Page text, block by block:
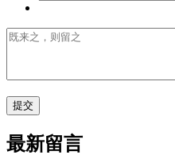
最新留言